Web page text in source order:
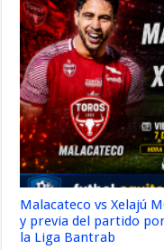
Malacateco vs Xelajú
y previa del partido
la Liga Bantrab